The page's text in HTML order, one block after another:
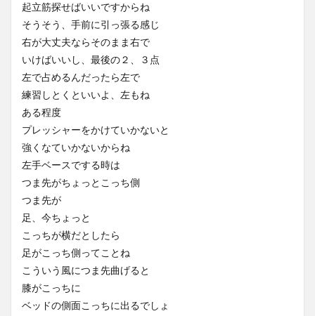
起立筋探せばいいですからね
そうそう、手前に引っ張る感じ
右が大丈夫ならそのまま右で
いけばいいし、最後の２、３点
左で占めるんだったら左で
練習しとくといいよ、左もね
ある程度
プレッシャーをかけていかないと
強くなていかないからね
左手ベースでする時は
つま先がちょっとこっち側
つま先が
足、今ちょっと
こっちが横だとしたら
足がこっち側ってことね
こういう風につま先曲げると
膝がこっちに
ベッドの側面こっちに出るでしょ